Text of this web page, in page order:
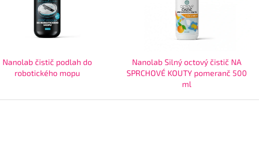
Nanolab čistič podlah do
robotického mopu
Nanolab Silný octový čistič NA
SPRCHOVÉ KOUTY pomeranč 500
ml